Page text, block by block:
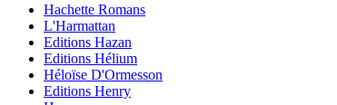
Hachette Romans
L'Harmattan
Editions Hazan
Editions Hélium
Héloïse D'Ormesson
Editions Henry